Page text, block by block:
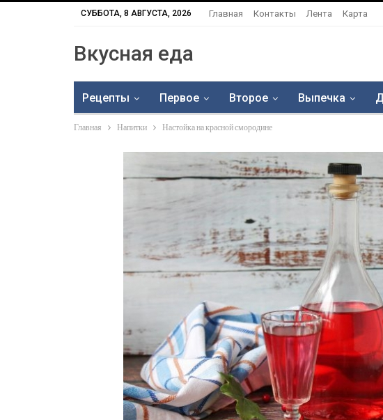
СУББОТА, 8 АВГУСТА, 2026 Главная Контакты Лента Карта
Вкусная еда
Рецепты Первое Второе Выпечка
Главная Напитки Настойка на красной смородине